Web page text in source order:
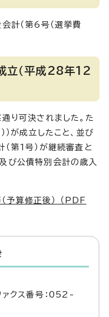
計（第6号（選挙費
立（平成28年12
り可決されました。た
）が成立したこと、並び
第1号）が継続審査と
び公債特別会計の歳入
算修正後） （PDF
ス番号：052-